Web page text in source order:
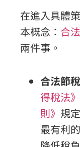
在進入具體
本概念： 合
兩件事。
合法節稅
得稅法》
則》 規
最有利